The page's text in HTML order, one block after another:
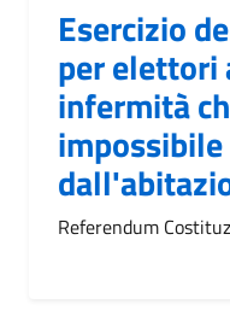
Esercizio
per
infermità
Referendum